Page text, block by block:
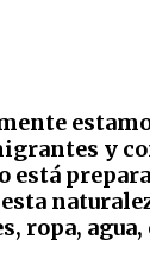
y
está
ropa,